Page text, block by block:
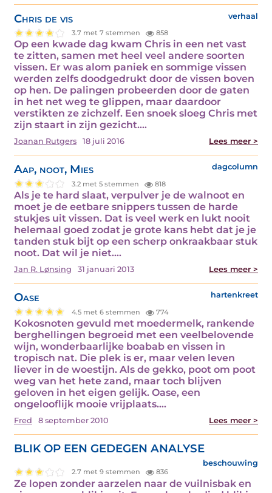
Chris de vis verhaal
3.7 met 7 stemmen 858
Op een kwade dag kwam Chris in een net vast
te zitten, samen met heel veel andere soorten
vissen. Er was alom paniek en sommige vissen
werden zelfs doodgedrukt door de vissen boven
op hen. De palingen probeerden door de gaten
in het net weg te glippen, maar daardoor
verstikten ze zichzelf. Een snoek sloeg Chris met
zijn staart in zijn gezicht.…
Joanan Rutgers 18 juli 2016 Lees meer >
Aap, noot, Mies dagcolumn
3.2 met 5 stemmen 818
Als je te hard slaat, verpulver je de walnoot en
moet je de eetbare snippers tussen de harde
stukjes uit vissen. Dat is veel werk en lukt nooit
helemaal goed zodat je grote kans hebt dat je je
tanden stuk bijt op een scherp onkraakbaar stuk
noot. Dat wil je niet.…
Jan R. Lønsing 31 januari 2013 Lees meer >
Oase hartenkreet
4.5 met 6 stemmen 774
Kokosnoten gevuld met moedermelk, rankende
berghellingen begroeid met een veelbelovende
wijn, wonderbaarlijke boabab en vissen in
tropisch nat. Die plek is er, maar velen leven
liever in de woestijn. Als de gekko, poot om poot
weg van het hete zand, maar toch blijven
geloven in het eigen gelijk. Oase, een
ongelooflijk mooie vrijplaats.…
Fred 8 september 2010 Lees meer >
BLIK OP EEN GEDEGEN ANALYSE
beschouwing
2.7 met 9 stemmen 836
Ze lopen zonder aarzelen naar de vuilnisbak en